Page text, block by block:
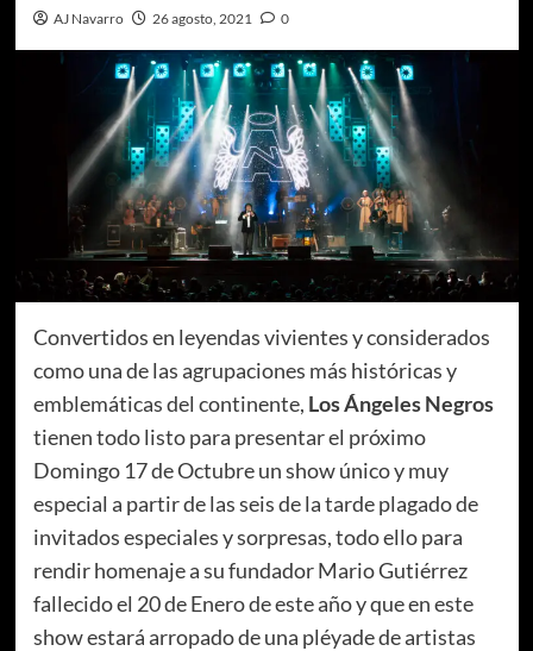
AJ Navarro 26 agosto, 2021 0
Convertidos en leyendas vivientes y considerados
como una de las agrupaciones más históricas y
emblemáticas del continente, Los Ángeles Negros
tienen todo listo para presentar el próximo
Domingo 17 de Octubre un show único y muy
especial a partir de las seis de la tarde plagado de
invitados especiales y sorpresas, todo ello para
rendir homenaje a su fundador Mario Gutiérrez
fallecido el 20 de Enero de este año y que en este
show estará arropado de una pléyade de artistas